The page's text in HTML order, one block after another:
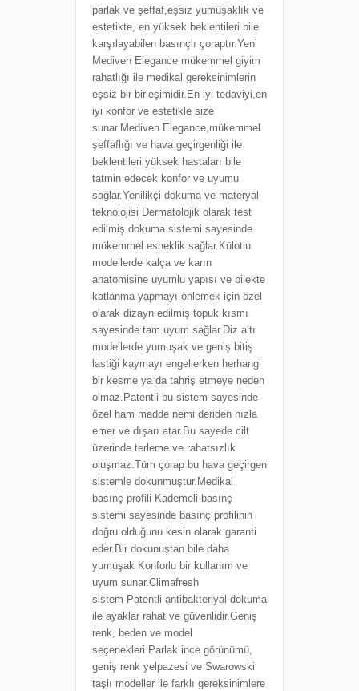
parlak ve şeffaf,eşsiz yumuşaklık ve
estetikte, en yüksek beklentileri bile
karşılayabilen basınçlı çoraptır.Yeni
Mediven Elegance mükemmel giyim
rahatlığı ile medikal gereksinimlerin
eşsiz bir birleşimidir.En iyi tedaviyi,en
iyi konfor ve estetikle size
sunar. Mediven Elegance,mükemmel
şeffaflığı ve hava geçirgenliği ile
beklentileri yüksek hastaları bile
tatmin edecek konfor ve uyumu
sağlar. Yenilikçi dokuma ve materyal
teknolojisi Dermatolojik olarak test
edilmiş dokuma sistemi sayesinde
mükemmel esneklik sağlar.Külotlu
modellerde kalça ve karın
anatomisine uyumlu yapısı ve bilekte
katlanma yapmayı önlemek için özel
olarak dizayn edilmiş topuk kısmı
sayesinde tam uyum sağlar.Diz altı
modellerde yumuşak ve geniş bitiş
lastiği kaymayı engellerken herhangi
bir kesme ya da tahriş etmeye neden
olmaz. Patentli bu sistem sayesinde
özel ham madde nemi deriden hızla
emer ve dışarı atar.Bu sayede cilt
üzerinde terleme ve rahatsızlık
oluşmaz.Tüm çorap bu hava geçirgen
sistemle dokunmuştur. Medikal
basınç profili Kademeli basınç
sistemi sayesinde basınç profilinin
doğru olduğunu kesin olarak garanti
eder. Bir dokunuştan bile daha
yumuşak Konforlu bir kullanım ve
uyum sunar. Climafresh
sistem Patentli antibakteriyal dokuma
ile ayaklar rahat ve güvenlidir. Geniş
renk, beden ve model
seçenekleri Parlak ince görünümü,
geniş renk yelpazesi ve Swarowski
taşlı modeller ile farklı gereksinimlere